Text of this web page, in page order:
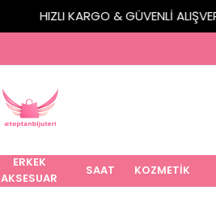
HIZLI KARGO & GÜVENLİ ALIŞVERİŞ
ERKEK
AKSESUAR
SAAT KOZMETİK